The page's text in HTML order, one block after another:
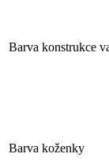
Barva konstrukce
Barva koženky